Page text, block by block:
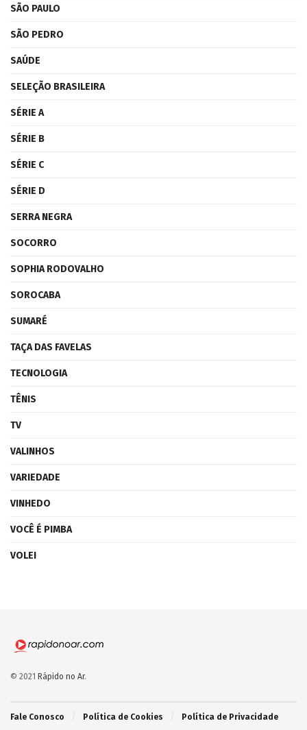
SÃO PAULO
SÃO PEDRO
SAÚDE
SELEÇÃO BRASILEIRA
SÉRIE A
SÉRIE B
SÉRIE C
SÉRIE D
SERRA NEGRA
SOCORRO
SOPHIA RODOVALHO
SOROCABA
SUMARÉ
TAÇA DAS FAVELAS
TECNOLOGIA
TÊNIS
TV
VALINHOS
VARIEDADE
VINHEDO
VOCÊ É PIMBA
VOLEI
© 2021 Rápido no Ar.
Fale Conosco Política de Cookies Política de Privacidade